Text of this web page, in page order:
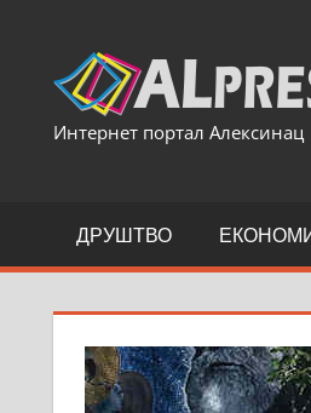
content
Интернет портал Алексинац
ДРУШТВО